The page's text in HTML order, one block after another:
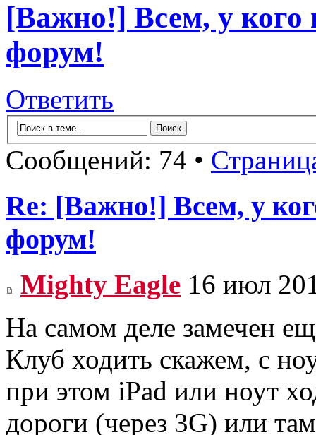
[Важно!] Всем, у кого
форум!
Ответить
Сообщений: 74 •
Re: [Важно!] Всем, у
форум!
Mighty Eagle 16 июл
На самом деле замечен
Клуб ходить скажем, с
при этом iPad или ноут
дороги (через 3G) или